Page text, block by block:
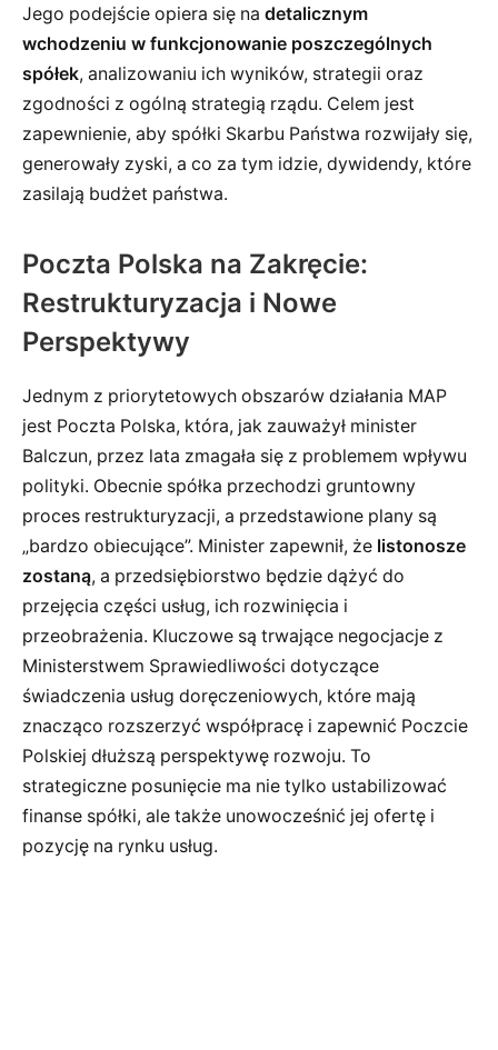
Jego podejście opiera się na detalicznym
wchodzeniu w funkcjonowanie poszczególnych
spółek, analizowaniu ich wyników, strategii oraz
zgodności z ogólną strategią rządu. Celem jest
zapewnienie, aby spółki Skarbu Państwa rozwijały się,
generowały zyski, a co za tym idzie, dywidendy, które
zasilają budżet państwa.
Poczta Polska na Zakręcie:
Restrukturyzacja i Nowe
Perspektywy
Jednym z priorytetowych obszarów działania MAP
jest Poczta Polska, która, jak zauważył minister
Balczun, przez lata zmagała się z problemem wpływu
polityki. Obecnie spółka przechodzi gruntowny
proces restrukturyzacji, a przedstawione plany są
„bardzo obiecujące”. Minister zapewnił, że listonosze
zostaną, a przedsiębiorstwo będzie dążyć do
przejęcia części usług, ich rozwinięcia i
przeobrażenia. Kluczowe są trwające negocjacje z
Ministerstwem Sprawiedliwości dotyczące
świadczenia usług doręczeniowych, które mają
znacząco rozszerzyć współpracę i zapewnić Poczcie
Polskiej dłuższą perspektywę rozwoju. To
strategiczne posunięcie ma nie tylko ustabilizować
finanse spółki, ale także unowocześnić jej ofertę i
pozycję na rynku usług.